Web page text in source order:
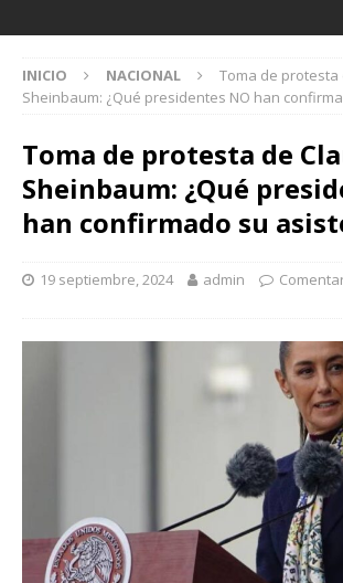
INICIO NACIONAL
Toma de protesta
Sheinbaum: ¿Qué presidentes NO han
Toma de protesta de
Sheinbaum: ¿Qué
han confirmado su
19 septiembre, 2024 admin